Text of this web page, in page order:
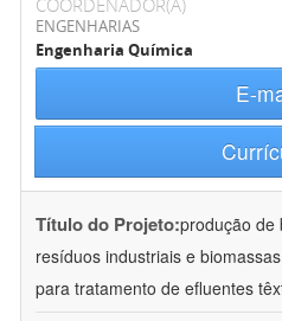
COORDENADOR(A)
ENGENHARIAS
Engenharia Química
E-
Título do Projeto:produção de
resíduos industriais e
para tratamento de efluentes